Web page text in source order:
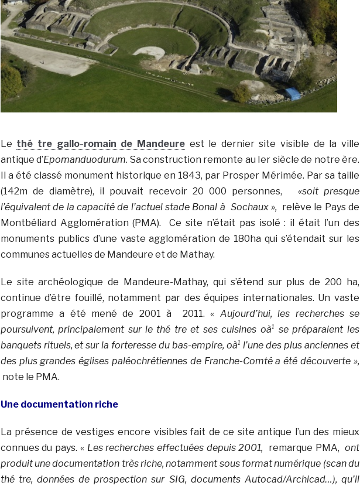
Le thé tre gallo-romain de Mandeureest le dernier site visible de la ville
antique d’Epomanduodurum. Sa construction remonte au Ier siècle de notre ère.
Il a été classé monument historique en 1843, par Prosper Mérimée. Par sa taille
(142m de diamètre), il pouvait recevoir 20 000 personnes,
«soit presque
l’équivalent de la capacité de l’actuel stade Bonal à Sochaux », relève le Pays de
Montbéliard Agglomération (PMA). Ce site n’était pas isolé : il était l’un des
monuments publics d’une vaste agglomération de 180ha qui s’étendait sur les
communes actuelles de Mandeure et de Mathay.
Le site archéologique de Mandeure-Mathay, qui s’étend sur plus de 200 ha,
continue d’être fouillé, notamment par des équipes internationales. Un vaste
programme a été mené de 2001 à 2011. « Aujourd’hui, les recherches se
poursuivent, principalement sur le thé tre et ses cuisines oà¹ se préparaient les
banquets rituels, et sur la forteresse du bas-empire, oà¹ l’une des plus anciennes et
des plus grandes églises paléochrétiennes de Franche-Comté a été découverte »,
note le PMA.
Une documentation riche
La présence de vestiges encore visibles fait de ce site antique l’un des mieux
connues du pays. « Les recherches effectuées depuis 2001, remarque PMA, ont
produit une documentation très riche, notamment sous format numérique (scan du
thé tre, données de prospection sur SIG, documents Autocad/Archicad…), qu’il